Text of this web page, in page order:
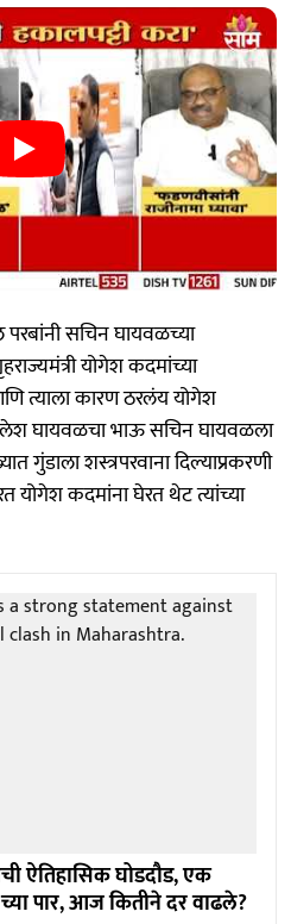
सचिन घायवळच्या
योगेश कदमांच्या
त्याला कारण ठरलंय योगेश
घायवळचा भाऊ सचिन घायवळला
गुंडाला शस्त्रपरवाना दिल्याप्रकरणी
योगेश कदमांना घेरत थेट त्यांच्या
ऐतिहासिक घोडदौड, एक
पार, आज कितीने दर वाढले?